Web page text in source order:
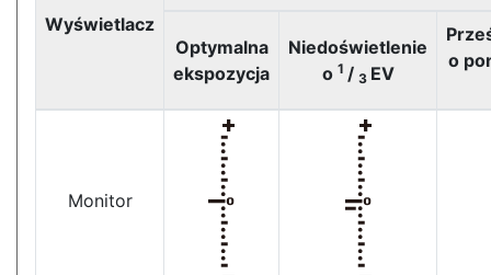
Wyświetlacz
Optymalna
ekspozycja
Niedoświetlenie
o 1 / 3 EV
o
Monitor